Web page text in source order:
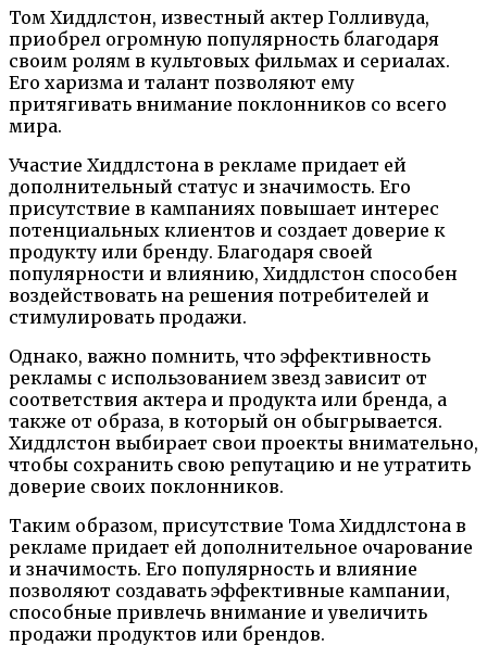
Том Хиддлстон, известный актер Голливуда,
приобрел огромную популярность благодаря
своим ролям в культовых фильмах и сериалах.
Его харизма и талант позволяют ему
притягивать внимание поклонников со всего
мира.
Участие Хиддлстона в рекламе придает ей
дополнительный статус и значимость. Его
присутствие в кампаниях повышает интерес
потенциальных клиентов и создает доверие к
продукту или бренду. Благодаря своей
популярности и влиянию, Хиддлстон способен
воздействовать на решения потребителей и
стимулировать продажи.
Однако, важно помнить, что эффективность
рекламы с использованием звезд зависит от
соответствия актера и продукта или бренда, а
также от образа, в который он обыгрывается.
Хиддлстон выбирает свои проекты внимательно,
чтобы сохранить свою репутацию и не утратить
доверие своих поклонников.
Таким образом, присутствие Тома Хиддлстона в
рекламе придает ей дополнительное очарование
и значимость. Его популярность и влияние
позволяют создавать эффективные кампании,
способные привлечь внимание и увеличить
продажи продуктов или брендов.